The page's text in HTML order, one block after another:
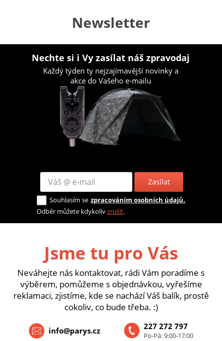
Newsletter
Nechte si i Vy zasílat náš zpravodaj
Každý týden ty nejzajímavější novinky a
akce do Vašeho e-mailu
Zasílat
Souhlasím se zpracováním osobních údajů.
Odběr můžete kdykolivzrušit.
Jsme tu pro Vás
Neváhejte nás kontaktovat, rádi Vám poradíme s
výběrem, pomůžeme s objednávkou, vyřešíme
reklamaci, zjistíme, kde se nachází Váš balík, prostě
cokoliv, co bude třeba. :)
227 272 797
Po-Pá: 9:00-17:00
info@parys.cz